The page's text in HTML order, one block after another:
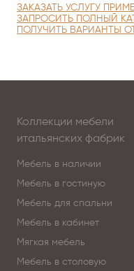
Астанае
ЗАКАЗАТЬ УСЛУГУ
ЗАПРОСИТЬ ПОЛНЫЙ
ПОЛУЧИТЬ ВАРИАНТЫ
Коллекции мебели
итальянских фабрик
Мебель в наличии
Мебель в гостиную
Мебель для спальни
Мебель в кабинет
Мягкая мебель
Мебель в столовую